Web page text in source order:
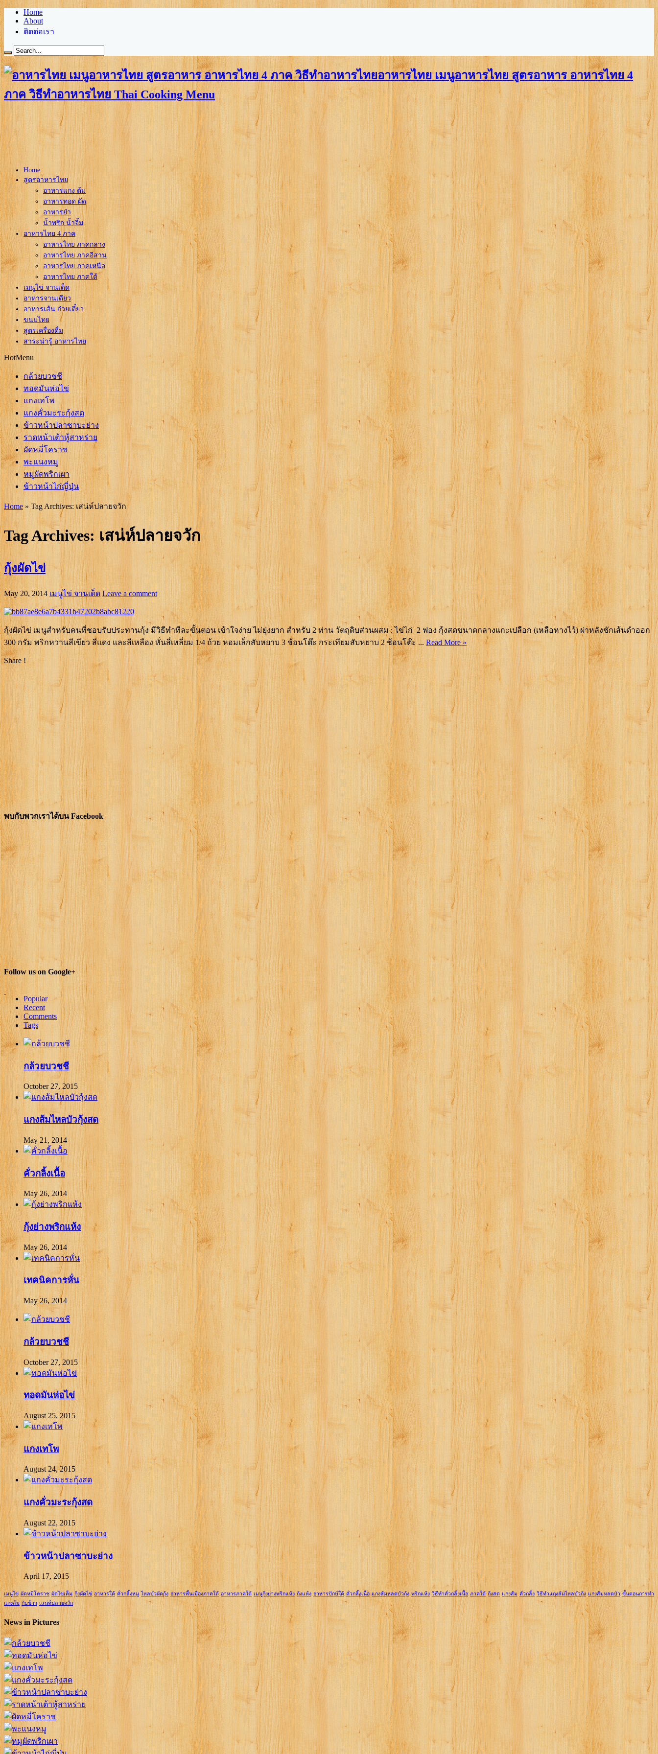
Home
About
ติตต่อเรา
อาหารไทย เมนูอาหารไทย สูตรอาหาร อาหารไทย 4
ภาค วิธีทำอาหารไทย Thai Cooking Menu
Home
สูตรอาหารไทย
อาหารแกง ต้ม
อาหารทอด ผัด
อาหารยำ
น้ำพริก น้ำจิ้ม
อาหารไทย 4 ภาค
อาหารไทย ภาคกลาง
อาหารไทย ภาคอีสาน
อาหารไทย ภาคเหนือ
อาหารไทย ภาคใต้
เมนูไข่ จานเด็ด
อาหารจานเดียว
อาหารเส้น ก๋วยเตี๋ยว
ขนมไทย
สูตรเครื่องดื่ม
สาระน่ารู้ อาหารไทย
HotMenu
กล้วยบวชชี
ทอดมันห่อไข่
แกงเทโพ
แกงคั่วมะระกุ้งสด
ข้าวหน้าปลาซาบะย่าง
ราดหน้าเต้าหู้สาหร่าย
ผัดหมี่โคราช
พะแนงหมู
หมูผัดพริกเผา
ข้าวหน้าไก่ญี่ปุ่น
Home»Tag Archives: เสน่ห์ปลายจวัก
Tag Archives:เสน่ห์ปลายจวัก
กุ้งผัดไข่
May 20, 2014 เมนูไข่ จานเด็ด Leave a comment
กุ้งผัดไข่ เมนูสำหรับคนที่ชอบรับประทานกุ้ง มีวิธีทำทีละขั้นตอน เข้าใจง่าย ไม่ยุ่งยาก สำหรับ 2 ท่าน วัตถุดิบส่วนผสม : ไข่ไก่ 2 ฟอง กุ้งสดขนาดกลางแกะเปลือก (เหลือหางไว้) ผ่าหลังชักเส้นดำออก
300 กรัม พริกหวานสีเขียว สีแดง และสีเหลือง หั่นสี่เหลี่ยม 1/4 ถ้วย หอมเล็กสับหยาบ 3 ช้อนโต๊ะ กระเทียมสับหยาบ 2 ช้อนโต๊ะ ...Read More »
Share !
พบกับพวกเราได้บน Facebook
Follow us on Google+
Popular
Recent
Comments
Tags
กล้วยบวชชี
October 27, 2015
แกงส้มไหลบัวกุ้งสด
May 21, 2014
คั่วกลิ้งเนื้อ
May 26, 2014
กุ้งย่างพริกแห้ง
May 26, 2014
เทคนิคการหั่น
May 26, 2014
กล้วยบวชชี
October 27, 2015
ทอดมันห่อไข่
August 25, 2015
แกงเทโพ
August 24, 2015
แกงคั่วมะระกุ้งสด
August 22, 2015
ข้าวหน้าปลาซาบะย่าง
April 17, 2015
เมนูไข่ ผัดหมี่โคราช ผัดไข่เค็ม กุ้งผัดไข่ อาหารใต้ คั่วกลิ้งหมู ไหลบัวผัดกุ้ง อาหารพื้นเมืองภาคใต้ อาหารภาคใต้ เมนูกุ้งย่างพริกแห้ง กุ้งแห้ง อาหารปักษ์ใต้ คั่วกลิ้งเนื้อ แกงส้มหลดบัวกุ้ง พริกแห้ง วิธีทำคั่วกลิ้งเนื้อ ภาคใต้ กุ้งสด แกงส้ม คั่วกลิ้ง วิธีทำแกงส้มไหลบัวกุ้ง แกงส้มหลดบัว ขั้นตอนการทำ
แกงส้ม กับข้าว เสน่ห์ปลายจวัก
News in Pictures